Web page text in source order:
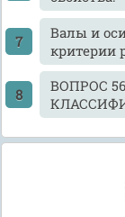
Валы и
критерии
ВОПРОС